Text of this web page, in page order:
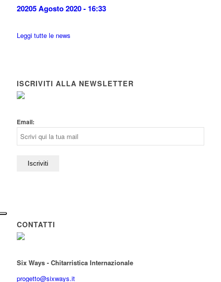
20205 Agosto 2020 - 16:33
Leggi tutte le news
ISCRIVITI ALLA NEWSLETTER
Email:
CONTATTI
Six Ways - Chitarristica Internazionale
progetto@sixways.it